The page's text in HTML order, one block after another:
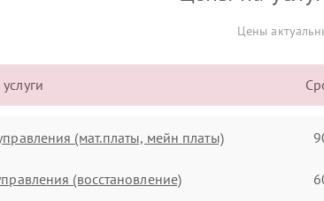
Цены
(мат.платы, мейн платы)
(восстановление)